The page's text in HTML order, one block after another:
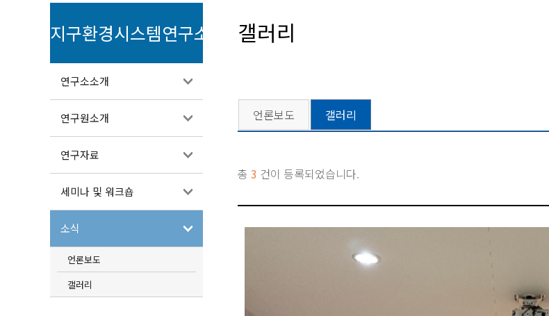
지구환경시스템연구소
연구소소개
연구원소개
연구자료
세미나 및 워크숍
소식
언론보도
갤러리
갤러리
언론보도 갤러리
총 3 건이 등록되었습니다.